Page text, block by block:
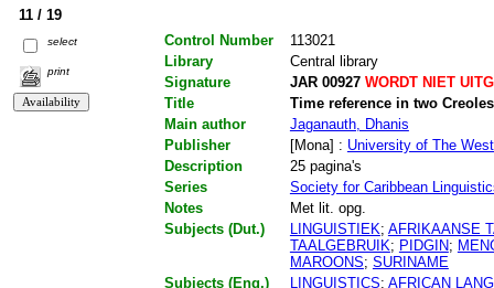
11 / 19
select
print
Control Number
113021
Library
Central library
Signature
JAR 00927WORDT NIET
Title
Time reference in two
Main author
Jaganauth, Dhanis
Publisher
[Mona] : University of The
Description
25 pagina's
Series
Society for Caribbean
Notes
Met lit. opg.
Subjects (Dut.)
LINGUISTIEK; AFRIKAANSE
TAALGEBRUIK; PIDGIN;
MAROONS; SURINAME
Subjects (Eng.)
LINGUISTICS; AFRICAN